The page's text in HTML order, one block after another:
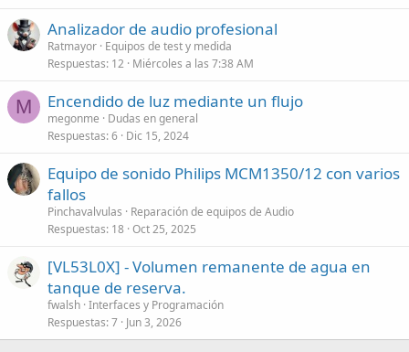
Analizador de audio profesional
Ratmayor Equipos de test y medida
Respuestas 12 Miércoles a las 7:38 AM
M Encendido de luz mediante un flujo
megonme
Dudas en general
Respuestas 6 Dic 15, 2024
Equipo de sonido Philips MCM1350/12 con varios
fallos
Pinchavalvulas
Reparación de equipos de Audio
Respuestas 18 Oct 25, 2025
[VL53L0X] - Volumen remanente de agua en
tanque de reserva.
fwalsh Interfaces y Programación
Respuestas 7 Jun 3, 2026